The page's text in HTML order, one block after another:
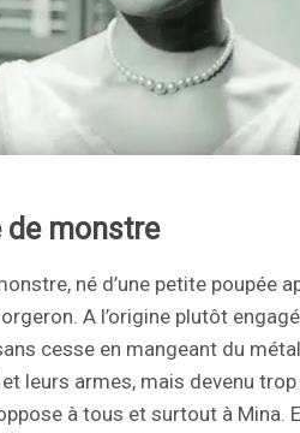
de monstre
né d’une petite poupée
A l’origine plutôt
cesse en mangeant du
leurs armes, mais devenu
à tous et surtout à Mina.